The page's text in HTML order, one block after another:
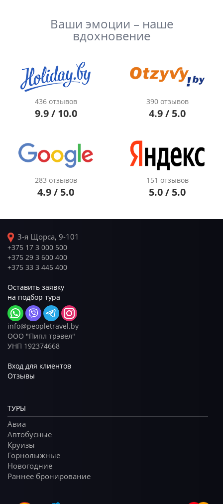
Ваши эмоции – наше
вдохновение
436 отзывов
9.9 / 10.0
390 отзывов
4.9 / 5.0
283 отзывов
4.9 / 5.0
151 отзывов
5.0 / 5.0
3-я Щорса, 9-101
+375 17 3 000 500
+375 29 3 600 400
+375 33 3 445 400
Оставить заявку
на подбор тура
info@peopletravel.by
ООО "Пипл трэвел"
УНП 192374668
Вход для клиентов
Отзывы
ТУРЫ
Авиа
Автобусные
Круизы
Горнолыжные
Новогодние
Раннее бронирование